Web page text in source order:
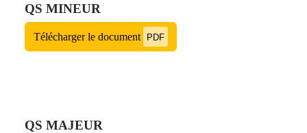
QS MINEUR
Télécharger le document PDF
QS MAJEUR